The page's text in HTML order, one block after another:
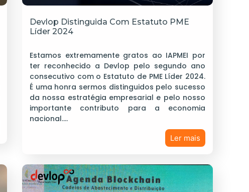
Devlop Distinguida Com Estatuto PME
Líder 2024
Estamos extremamente gratos ao IAPMEI por
ter reconhecido a Devlop pelo segundo ano
consecutivo com o Estatuto de PME Líder 2024.
É uma honra sermos distinguidos pelo sucesso
da nossa estratégia empresarial e pelo nosso
importante contributo para a economia
nacional.…
Ler mais